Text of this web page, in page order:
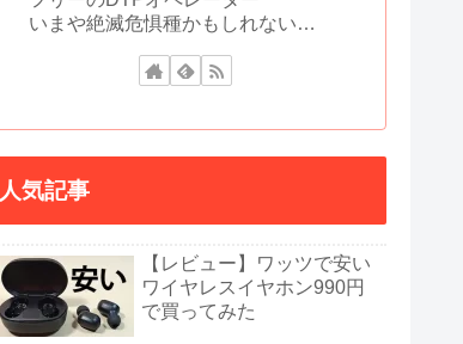
いまや絶滅危惧種かもしれない…
人気記事
【レビュー】ワッツで安い
ワイヤレスイヤホン990円
で買ってみた